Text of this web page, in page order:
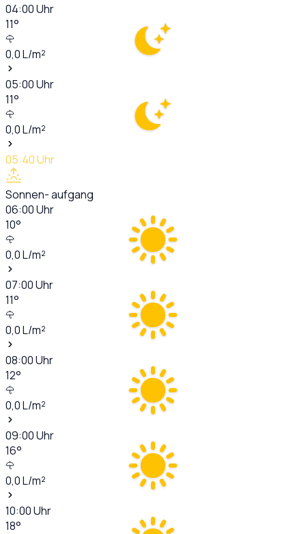
04:00Uhr
11°
0,0L/m²
05:00Uhr
11°
0,0L/m²
05:40Uhr
Sonnen- aufgang
06:00Uhr
10°
0,0L/m²
07:00Uhr
11°
0,0L/m²
08:00Uhr
12°
0,0L/m²
09:00Uhr
16°
0,0L/m²
10:00Uhr
18°